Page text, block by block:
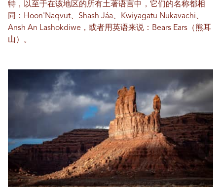
特，以至于在该地区的所有土著语言中，它们的名称都相
同：Hoon'Naqvut、Shash Jáa、Kwiyagatu Nukavachi、
Ansh An Lashokdiwe，或者用英语来说：Bears Ears（熊耳
山）。